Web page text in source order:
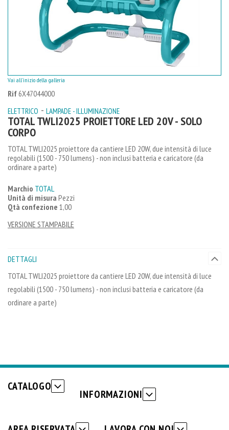
Rif6X47044000
ELETTRICO - LAMPADE - ILLUMINAZIONE
TOTAL TWLI2025 PROIETTORE LED 20V - SOLO
CORPO
TOTAL TWLI2025 proiettore da cantiere LED 20W, due intensità di luce
regolabili (1500 - 750 lumens) - non inclusi batteria e caricatore (da
ordinare a parte)
Marchio TOTAL
Unità di misura Pezzi
Qtà confezione 1,00
VERSIONE STAMPABILE
Vai all'inizio della galleria
DETTAGLI
TOTAL TWLI2025 proiettore da cantiere LED 20W, due intensità di luce
regolabili (1500 - 750 lumens) - non inclusi batteria e caricatore (da
ordinare a parte)
CATALOGO
INFORMAZIONI